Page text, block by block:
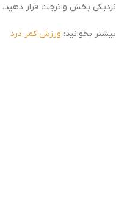
نزدیکی بخش واترجت قرار دهید. البته فراموش نکنید که بیش از ۱۰ الی ۱۵ دقیقه این
بیشتر بخوانید: ورزش کمر درد